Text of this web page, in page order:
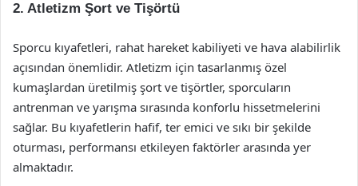
2. Atletizm Şort ve Tişörtü
Sporcu kıyafetleri, rahat hareket kabiliyeti ve hava alabilirlik
açısından önemlidir. Atletizm için tasarlanmış özel
kumaşlardan üretilmiş şort ve tişörtler, sporcuların
antrenman ve yarışma sırasında konforlu hissetmelerini
sağlar. Bu kıyafetlerin hafif, ter emici ve sıkı bir şekilde
oturması, performansı etkileyen faktörler arasında yer
almaktadır.